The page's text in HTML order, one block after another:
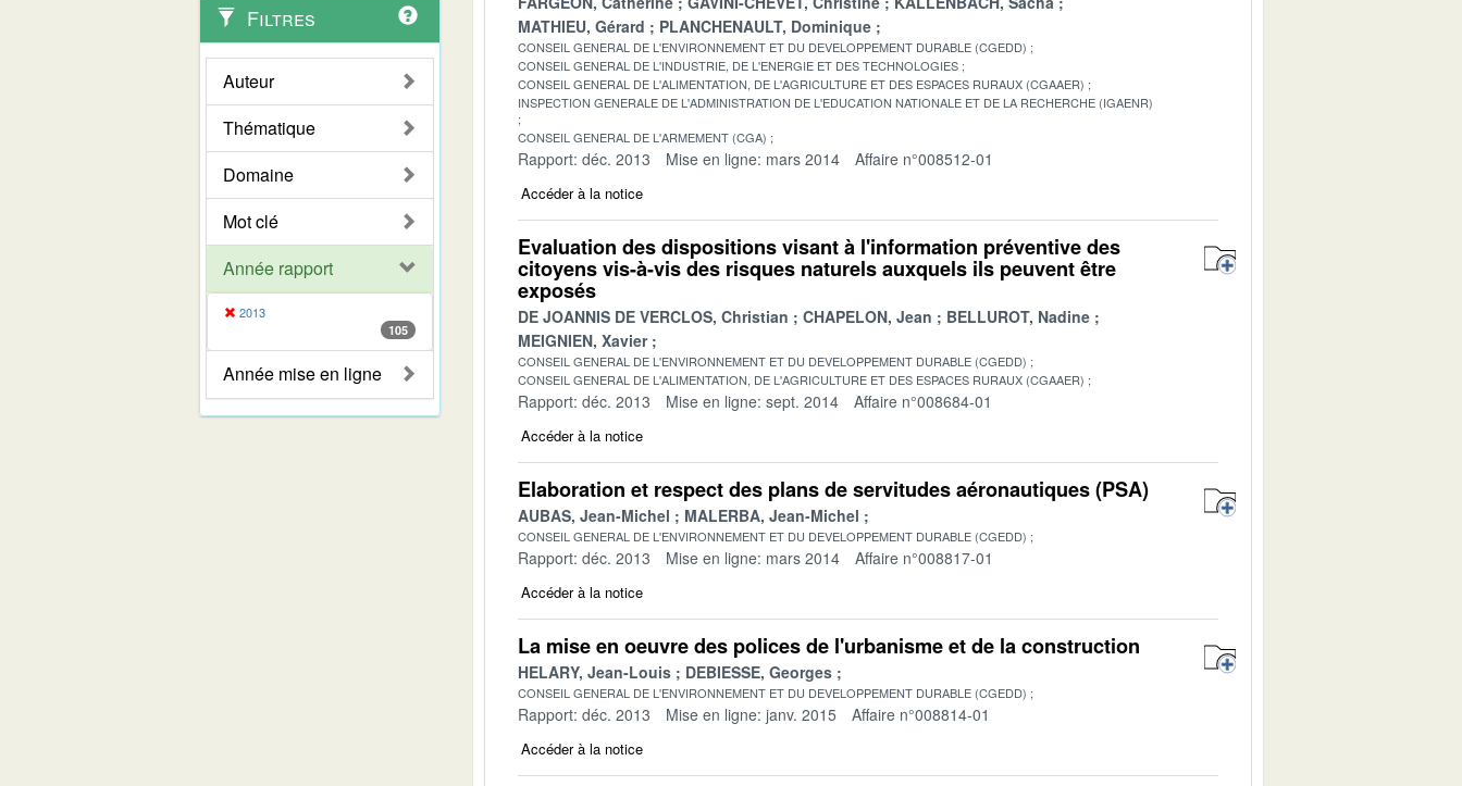
Filtres
Auteur
Thématique
Domaine
Mot clé
Année rapport
2013
105
Année mise en ligne
MATHIEU, Gérard
PLANCHENAULT, Dominique
CONSEIL GENERAL DE L'ENVIRONNEMENT ET DU DEVELOPPEMENT DURABLE (CGEDD)
CONSEIL GENERAL DE L'INDUSTRIE, DE L'ENERGIE ET DES TECHNOLOGIES
CONSEIL GENERAL DE L'ALIMENTATION, DE L'AGRICULTURE ET DES ESPACES RURAUX (CGAAER)
INSPECTION GENERALE DE L'ADMINISTRATION DE L'EDUCATION NATIONALE ET DE LA RECHERCHE (IGAENR)
CONSEIL GENERAL DE L'ARMEMENT (CGA)
Rapport: déc. 2013 Mise en ligne: mars 2014 Affaire n°008512-01
Accéder à la notice
Evaluation des dispositions visant à l'information préventive des
citoyens vis-à-vis des risques naturels auxquels ils peuvent être
exposés
DE JOANNIS DE VERCLOS, Christian CHAPELON, Jean
BELLUROT, Nadine
MEIGNIEN, Xavier
CONSEIL GENERAL DE L'ENVIRONNEMENT ET DU DEVELOPPEMENT DURABLE (CGEDD)
CONSEIL GENERAL DE L'ALIMENTATION, DE L'AGRICULTURE ET DES ESPACES RURAUX (CGAAER)
Rapport: déc. 2013 Mise en ligne: sept. 2014 Affaire n°008684-01
Accéder à la notice
Elaboration et respect des plans de servitudes aéronautiques (PSA)
AUBAS, Jean-Michel MALERBA, Jean-Michel
CONSEIL GENERAL DE L'ENVIRONNEMENT ET DU DEVELOPPEMENT DURABLE (CGEDD)
Rapport: déc. 2013 Mise en ligne: mars 2014 Affaire n°008817-01
Accéder à la notice
La mise en oeuvre des polices de l'urbanisme et de la construction
HELARY, Jean-Louis DEBIESSE, Georges
CONSEIL GENERAL DE L'ENVIRONNEMENT ET DU DEVELOPPEMENT DURABLE (CGEDD)
Rapport: déc. 2013 Mise en ligne: janv. 2015 Affaire n°008814-01
Accéder à la notice